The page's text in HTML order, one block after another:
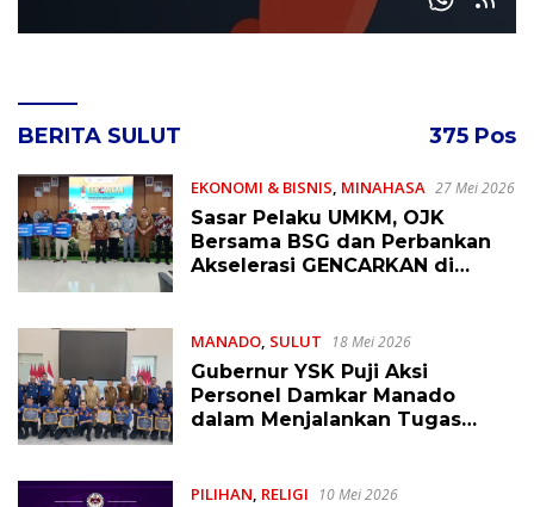
BERITA SULUT 375 Pos
EKONOMI & BISNIS, MINAHASA 27 Mei 2026
Sasar Pelaku UMKM, OJK
Bersama BSG dan Perbankan
Akselerasi GENCARKAN di
MANADO, SULUT 18 Mei 2026
Gubernur YSK Puji Aksi
Personel Damkar Manado
dalam Menjalankan Tugas
PILIHAN, RELIGI 10 Mei 2026